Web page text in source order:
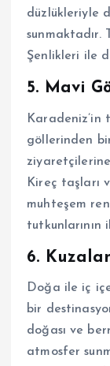
düzlükleriyle
sunmaktadır.
Şenlikleri ile
5. Mavi
Karadeniz’in
göllerinden
Kireç taşları
muhteşem
tutkunlarının
6.
Doğa ile iç
bir
doğası ve
atmosfer